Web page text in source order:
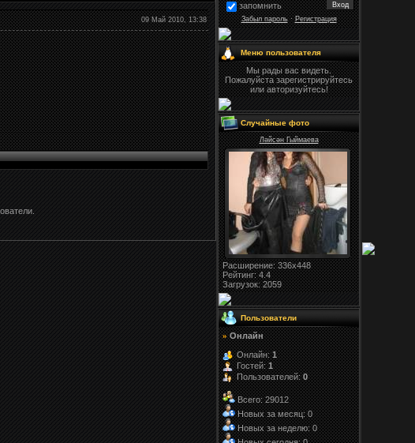
09 Май 2010, 13:38
запомнить
Забыл пароль·Регистрация
Меню пользователя
Мы рады вас видеть.
Пожалуйста зарегистрируйтесь
или авторизуйтесь!
Случайные фото
Ләйсән Гыймаева
Расширение: 336x448
Рейтинг:4.4
Загрузок: 2059
Пользователи
» Онлайн
Онлайн:1
Гостей:1
Пользователей:0
Всего: 29012
Новых за месяц: 0
Новых за неделю: 0